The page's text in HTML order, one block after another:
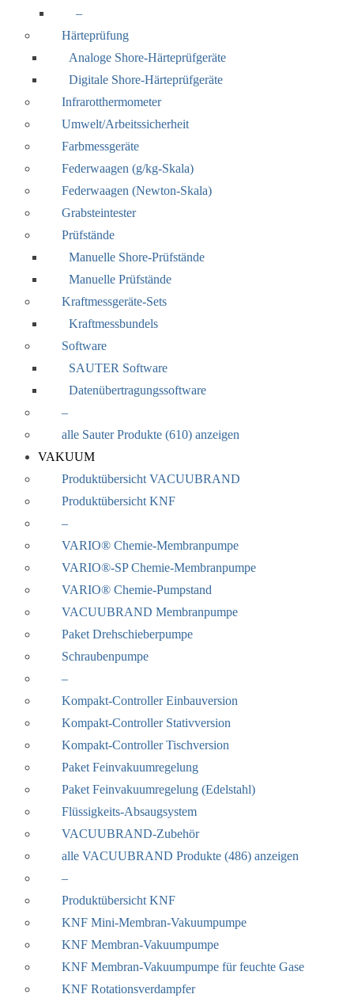
–
Härteprüfung
Analoge Shore-Härteprüfgeräte
Digitale Shore-Härteprüfgeräte
Infrarotthermometer
Umwelt/Arbeitssicherheit
Farbmessgeräte
Federwaagen (g/kg-Skala)
Federwaagen (Newton-Skala)
Grabsteintester
Prüfstände
Manuelle Shore-Prüfstände
Manuelle Prüfstände
Kraftmessgeräte-Sets
Kraftmessbundels
Software
SAUTER Software
Datenübertragungssoftware
–
alle Sauter Produkte (610) anzeigen
VAKUUM
Produktübersicht VACUUBRAND
Produktübersicht KNF
–
VARIO® Chemie-Membranpumpe
VARIO®-SP Chemie-Membranpumpe
VARIO® Chemie-Pumpstand
VACUUBRAND Membranpumpe
Paket Drehschieberpumpe
Schraubenpumpe
–
Kompakt-Controller Einbauversion
Kompakt-Controller Stativversion
Kompakt-Controller Tischversion
Paket Feinvakuumregelung
Paket Feinvakuumregelung (Edelstahl)
Flüssigkeits-Absaugsystem
VACUUBRAND-Zubehör
alle VACUUBRAND Produkte (486) anzeigen
–
Produktübersicht KNF
KNF Mini-Membran-Vakuumpumpe
KNF Membran-Vakuumpumpe
KNF Membran-Vakuumpumpe für feuchte Gase
KNF Rotationsverdampfer